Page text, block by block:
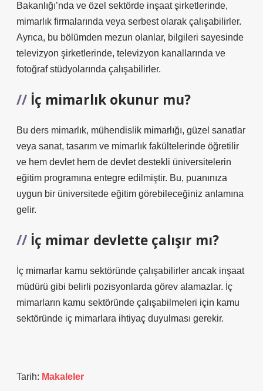
Bakanlığı’nda ve özel sektörde inşaat şirketlerinde,
mimarlık firmalarında veya serbest olarak çalışabilirler.
Ayrıca, bu bölümden mezun olanlar, bilgileri sayesinde
televizyon şirketlerinde, televizyon kanallarında ve
fotoğraf stüdyolarında çalışabilirler.
İç mimarlık okunur mu?
Bu ders mimarlık, mühendislik mimarlığı, güzel sanatlar
veya sanat, tasarım ve mimarlık fakültelerinde öğretilir
ve hem devlet hem de devlet destekli üniversitelerin
eğitim programına entegre edilmiştir. Bu, puanınıza
uygun bir üniversitede eğitim görebileceğiniz anlamına
gelir.
İç mimar devlette çalışır mı?
İç mimarlar kamu sektöründe çalışabilirler ancak inşaat
müdürü gibi belirli pozisyonlarda görev alamazlar. İç
mimarların kamu sektöründe çalışabilmeleri için kamu
sektöründe iç mimarlara ihtiyaç duyulması gerekir.
Tarih: Makaleler